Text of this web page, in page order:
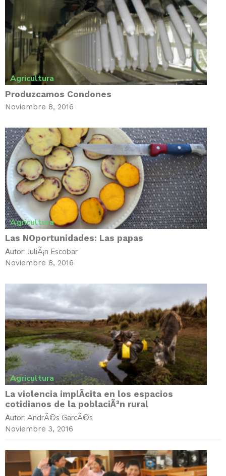
Agricultura
Produzcamos Condones
Noviembre 8, 2016
Agricultura
Las NOportunidades: Las papas
Autor: JuliÃ¡n Escobar
Noviembre 8, 2016
Agricultura
La violencia implÃ­cita en los espacios
cotidianos de la poblaciÃ³n rural
Autor: AndrÃ©s GarcÃ©s
Noviembre 3, 2016